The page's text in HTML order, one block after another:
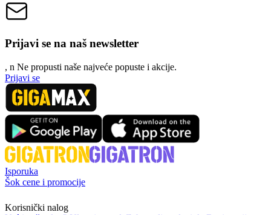
Prijavi se na naš newsletter
, n Ne propusti naše najveće popuste i akcije.
Prijavi se
Isporuka
Šok cene i promocije
Korisnički nalog